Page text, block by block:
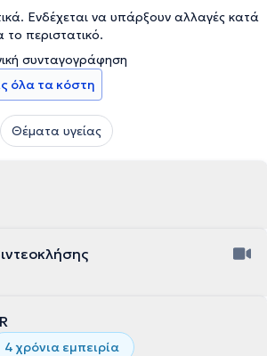
Ενδέχεται να υπάρξουν αλλαγές κατά
το περιστατικό.
συνταγογράφηση
όλα τα κόστη
Θέματα υγείας
4 χρόνια εμπειρία